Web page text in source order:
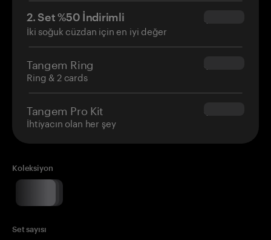
2. Set %50 İndirimli
İki soğuk cüzdan için en iyi değer
$34.95
Tangem Ring
Ring & 2 cards
$160.00
Tangem Pro Kit
İhtiyacın olan her şey
$180.00
Koleksiyon
Set sayısı